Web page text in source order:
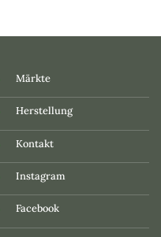
Märkte
Herstellung
Kontakt
Instagram
Facebook